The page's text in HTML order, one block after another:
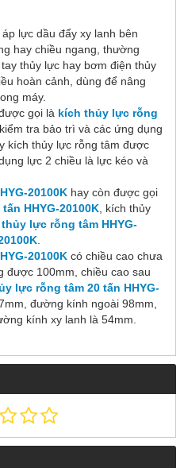
lực dầu đẩy xy lanh bên
hay chiều ngang, thường
thủy lực hay bơm điện thủy
hoàn cảnh, dùng để nâng
máy.
gọi là kích thủy lực rỗng
tra bảo trì và các ứng dụng
kích thủy lực rỗng tâm được
lực 2 chiều là lực kéo và
20100K hay còn được gọi
HHYG-20100K , kích thủy
lực rỗng tâm HHYG-
20100K có chiều cao chưa
được 100mm, chiều cao sau
lực rỗng tâm 20 tấn HHYG-
đường kính ngoài 98mm,
kính xy lanh là 54mm.